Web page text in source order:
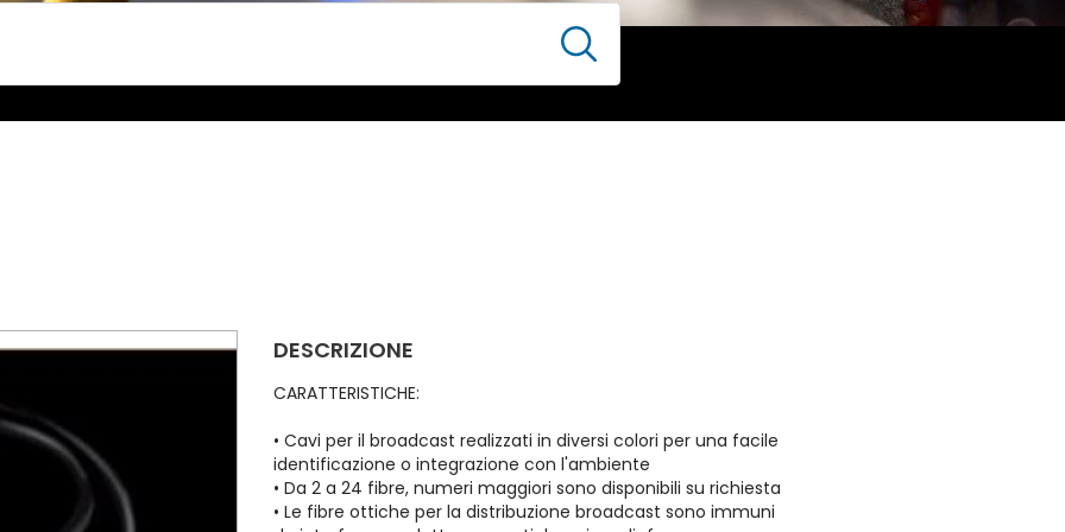
DESCRIZIONE
CARATTERISTICHE:
• Cavi per il broadcast realizzati in diversi colori per una facile
identificazione o integrazione con l'ambiente
• Da 2 a 24 fibre, numeri maggiori sono disponibili su richiesta
• Le fibre ottiche per la distribuzione broadcast sono immuni